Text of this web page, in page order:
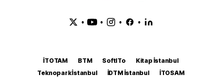
• • • •
İTOTAM BTM SoftITo
Kitap İstanbul
Teknopark İstanbul
İDTM İstanbul
İTOSAM